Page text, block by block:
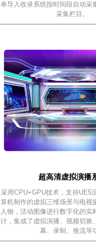
单导入收录系统按时间段自动采
采集栏目。
超高清虚拟演播
采用CPU+GPU技术，支持UE5
算机制作的虚拟三维场景与电视
人物，活动图像进行数字化的实
计，集成了虚拟演播、视频切换
幕、录制、推流等